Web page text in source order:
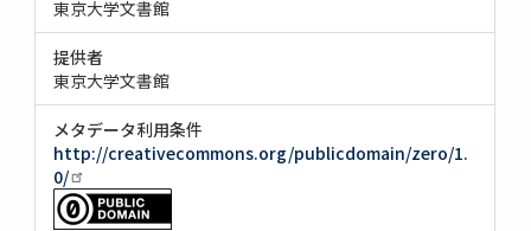
東京大学文書館
提供者
東京大学文書館
メタデータ利用条件
http://creativecommons.org/publicdomain/zero/1.
0/